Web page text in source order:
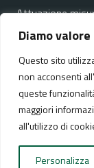
Diamo
Questo sito
non acconsenti
queste
maggiori
all'utilizzo di
Personalizza
Attuazione
Media policy
Realizzato da: